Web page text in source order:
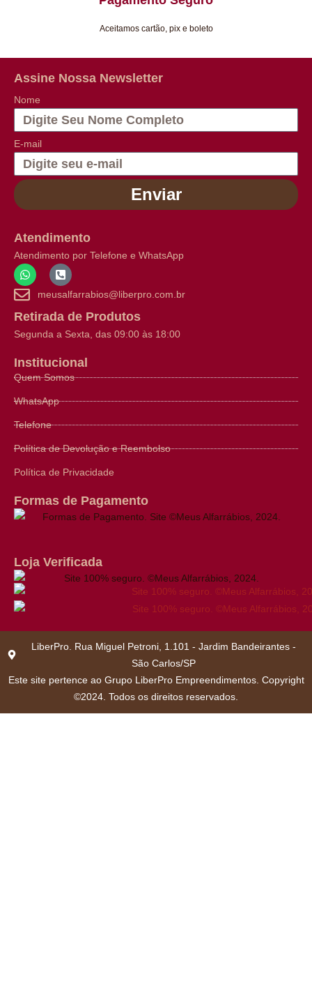
Aceitamos cartão, pix e boleto
Assine Nossa Newsletter
Nome
E-mail
Enviar
Atendimento
Atendimento por Telefone e WhatsApp
meusalfarrabios@liberpro.com.br
Retirada de Produtos
Segunda a Sexta, das 09:00 às 18:00
Institucional
Quem Somos
WhatsApp
Telefone
Política de Devolução e Reembolso
Política de Privacidade
Formas de Pagamento
Loja Verificada
LiberPro. Rua Miguel Petroni, 1.101 - Jardim Bandeirantes -
São Carlos/SP
Este site pertence ao Grupo LiberPro Empreendimentos. Copyright
©2024. Todos os direitos reservados.